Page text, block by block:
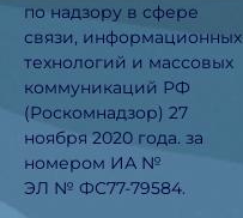
по надзору в сфере
связи, информационных
технологий и массовых
коммуникаций РФ
(Роскомнадзор) 27
ноября 2020 года. за
номером ИА №
ЭЛ № ФС77-79584.